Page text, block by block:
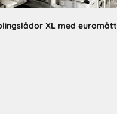
XL med euromått